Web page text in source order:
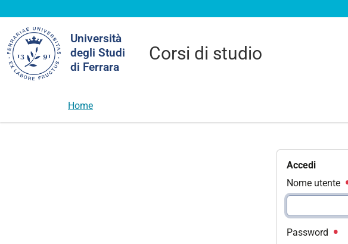
Università
degli Studi
di Ferrara
Corsi di studio
nel
sito
Home
Accedi
Nome utente
Password